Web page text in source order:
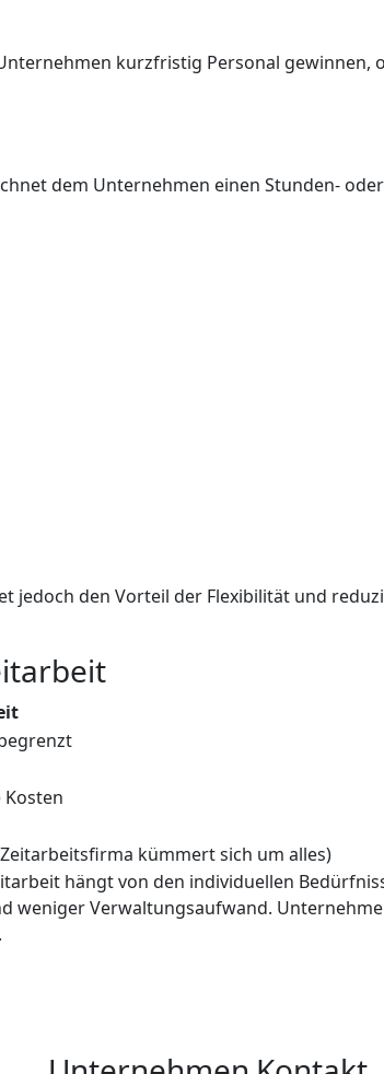
kurzfristig Personal
dem Unternehmen einen Stunden-
jedoch den Vorteil der Flexibilität und
Kosten
kümmert sich um alles)
hängt von den individuellen
Verwaltungsaufwand.